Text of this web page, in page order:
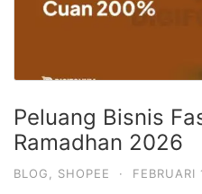
Peluang Bisnis
Ramadhan 2026
BLOG SHOPEE ·